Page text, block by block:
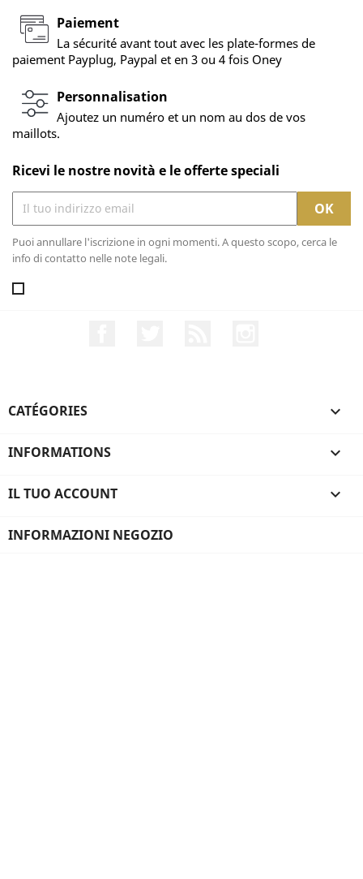
Paiement
La sécurité avant tout avec les plate-formes de
paiement Payplug, Paypal et en 3 ou 4 fois Oney
Personnalisation
Ajoutez un numéro et un nom au dos de vos
maillots.
Ricevi le nostre novità e le offerte speciali
Puoi annullare l'iscrizione in ogni momenti. A questo scopo, cerca le
info di contatto nelle note legali.
CATÉGORIES 
INFORMATIONS 
IL TUO ACCOUNT 
INFORMAZIONI NEGOZIO